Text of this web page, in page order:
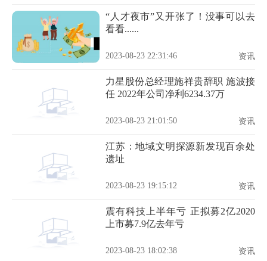
“人才夜市”又开张了！没事可以去
看看......
2023-08-23 22:31:46 资讯
力星股份总经理施祥贵辞职 施波接
任 2022年公司净利6234.37万
2023-08-23 21:01:50 资讯
江苏：地域文明探源新发现百余处
遗址
2023-08-23 19:15:12 资讯
震有科技上半年亏 正拟募2亿2020
上市募7.9亿去年亏
2023-08-23 18:02:38 资讯